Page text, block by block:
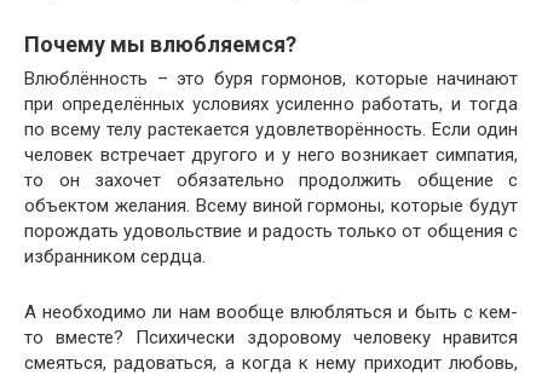
Почему мы влюбляемся?
Влюблённость – это буря гормонов, которые начинают
при определённых условиях усиленно работать, и тогда
по всему телу растекается удовлетворённость. Если один
человек встречает другого и у него возникает симпатия,
то он захочет обязательно продолжить общение с
объектом желания. Всему виной гормоны, которые будут
порождать удовольствие и радость только от общения с
избранником сердца.
А необходимо ли нам вообще влюбляться и быть с кем-
то вместе? Психически здоровому человеку нравится
смеяться, радоваться, а когда к нему приходит любовь,